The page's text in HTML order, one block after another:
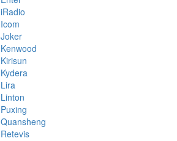
iRadio
Icom
Joker
Kenwood
Kirisun
Kydera
Lira
Linton
Puxing
Quansheng
Retevis